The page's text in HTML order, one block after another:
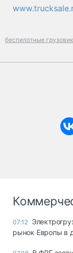
беспилотные
07:12
рынок Европы в